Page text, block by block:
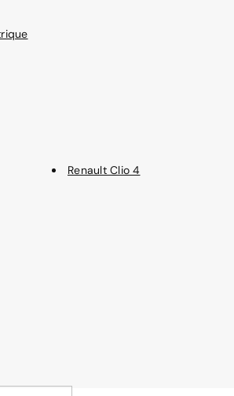
Renault Clio 4